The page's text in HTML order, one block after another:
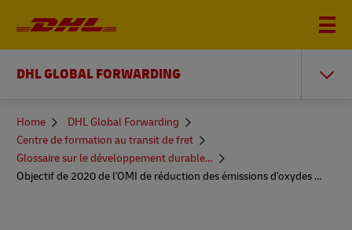
DHL GLOBAL FORWARDING
You
here
Home
DHL Global Forwarding
Centre de formation au transit de fret
Glossaire sur le développement durable et plus encore
Objectif de 2020 de l'OMI de réduction des émissions d'oxydes de soufre